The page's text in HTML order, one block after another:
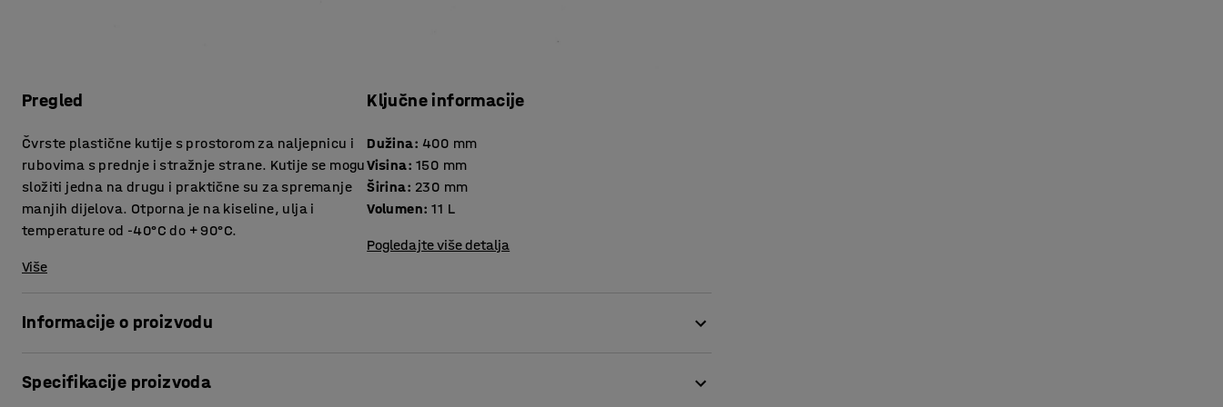
Pregled
Čvrste plastične kutije s prostorom za naljepnicu i
rubovima s prednje i stražnje strane. Kutije se mogu
složiti jedna na drugu i praktične su za spremanje
manjih dijelova. Otporna je na kiseline, ulja i
temperature od -40°C do + 90°C.
Više
Ključne informacije
Dužina: 400 mm
Visina: 150 mm
Širina: 230 mm
Volumen: 11 L
Pogledajte više detalja
Informacije o proizvodu
su za spremanje sitnih dijelova. Veliki prostor za označavanje kutija olakšava sortiranje sadržaja.
Specifikacije proizvoda